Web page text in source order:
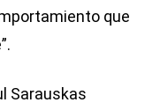
que
Sarauskas